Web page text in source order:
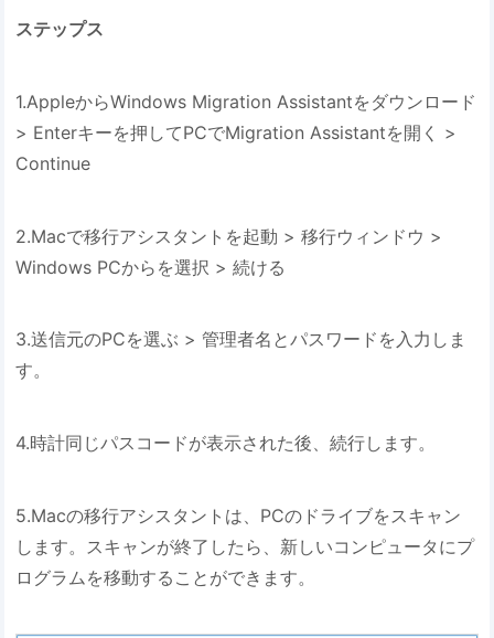
ステップス
1.AppleからWindows Migration Assistantをダウンロード
> Enterキーを押してPCでMigration Assistantを開く >
Continue
2.Macで移行アシスタントを起動 > 移行ウィンドウ >
Windows PCからを選択 > 続ける
3.送信元のPCを選ぶ > 管理者名とパスワードを入力しま
す。
4.時計同じパスコードが表示された後、続行します。
5.Macの移行アシスタントは、PCのドライブをスキャン
します。スキャンが終了したら、新しいコンピュータにプ
ログラムを移動することができます。